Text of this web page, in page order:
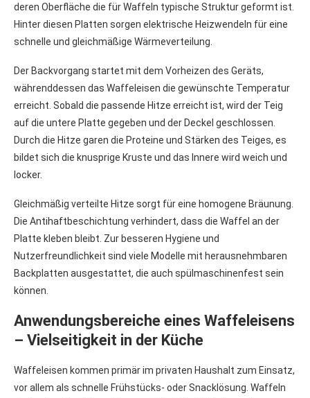
deren Oberfläche die für Waffeln typische Struktur geformt ist.
Hinter diesen Platten sorgen elektrische Heizwendeln für eine
schnelle und gleichmäßige Wärmeverteilung.
Der Backvorgang startet mit dem Vorheizen des Geräts,
währenddessen das Waffeleisen die gewünschte Temperatur
erreicht. Sobald die passende Hitze erreicht ist, wird der Teig
auf die untere Platte gegeben und der Deckel geschlossen.
Durch die Hitze garen die Proteine und Stärken des Teiges, es
bildet sich die knusprige Kruste und das Innere wird weich und
locker.
Gleichmäßig verteilte Hitze sorgt für eine homogene Bräunung.
Die Antihaftbeschichtung verhindert, dass die Waffel an der
Platte kleben bleibt. Zur besseren Hygiene und
Nutzerfreundlichkeit sind viele Modelle mit herausnehmbaren
Backplatten ausgestattet, die auch spülmaschinenfest sein
können.
Anwendungsbereiche eines Waffeleisens
– Vielseitigkeit in der Küche
Waffeleisen kommen primär im privaten Haushalt zum Einsatz,
vor allem als schnelle Frühstücks- oder Snacklösung. Waffeln